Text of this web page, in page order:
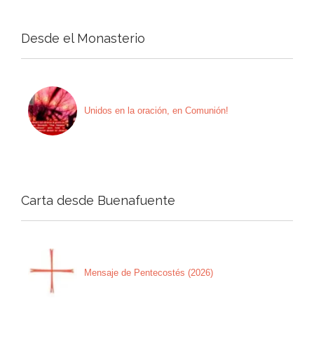
Desde el Monasterio
Unidos en la oración, en Comunión!
Carta desde Buenafuente
Mensaje de Pentecostés (2026)